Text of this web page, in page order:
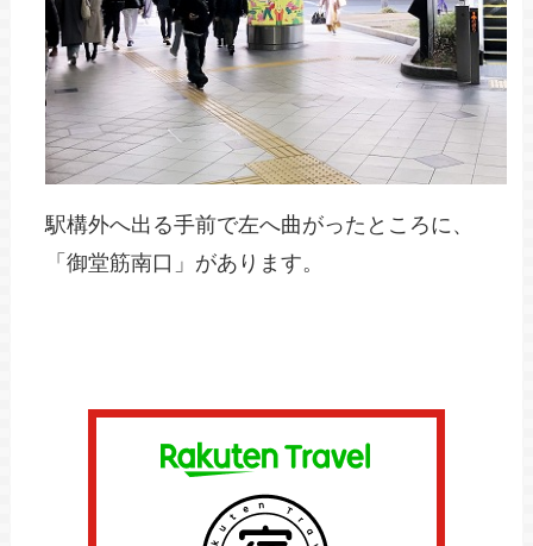
駅構外へ出る手前で左へ曲がったところに、
「御堂筋南口」があります。